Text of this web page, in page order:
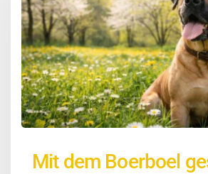
Mit dem Boerboel